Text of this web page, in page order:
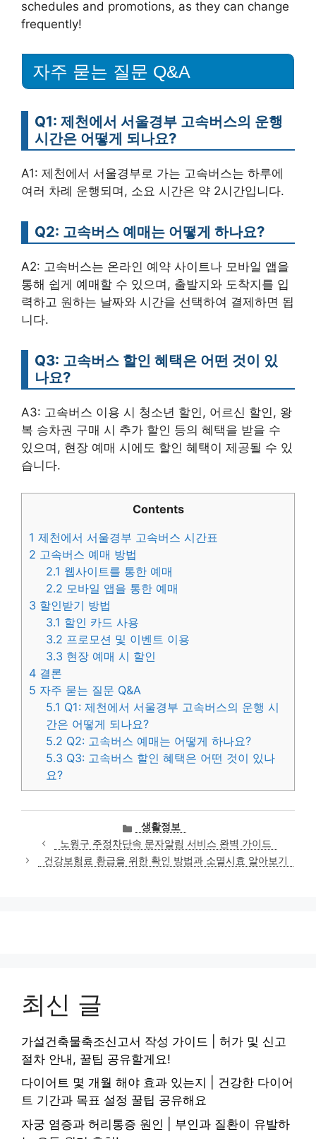
schedules and promotions, as they can change
frequently!
자주 묻는 질문 Q&A
Q1: 제천에서 서울경부 고속버스의 운행
시간은 어떻게 되나요?
A1: 제천에서 서울경부로 가는 고속버스는 하루에
여러 차례 운행되며, 소요 시간은 약 2시간입니다.
Q2: 고속버스 예매는 어떻게 하나요?
A2: 고속버스는 온라인 예약 사이트나 모바일 앱을
통해 쉽게 예매할 수 있으며, 출발지와 도착지를 입
력하고 원하는 날짜와 시간을 선택하여 결제하면 됩
니다.
Q3: 고속버스 할인 혜택은 어떤 것이 있
나요?
A3: 고속버스 이용 시 청소년 할인, 어르신 할인, 왕
복 승차권 구매 시 추가 할인 등의 혜택을 받을 수
있으며, 현장 예매 시에도 할인 혜택이 제공될 수 있
습니다.
Contents
1 제천에서 서울경부 고속버스 시간표
2 고속버스 예매 방법
2.1 웹사이트를 통한 예매
2.2 모바일 앱을 통한 예매
3 할인받기 방법
3.1 할인 카드 사용
3.2 프로모션 및 이벤트 이용
3.3 현장 예매 시 할인
4 결론
5 자주 묻는 질문 Q&A
5.1 Q1: 제천에서 서울경부 고속버스의 운행 시
간은 어떻게 되나요?
5.2 Q2: 고속버스 예매는 어떻게 하나요?
5.3 Q3: 고속버스 할인 혜택은 어떤 것이 있나
요?
카
테
고
리
생활정보
노원구 주정차단속 문자알림 서비스 완벽 가이드
건강보험료 환급을 위한 확인 방법과 소멸시효 알아보기
최신 글
가설건축물축조신고서 작성 가이드 | 허가 및 신고
절차 안내, 꿀팁 공유할게요!
다이어트 몇 개월 해야 효과 있는지 | 건강한 다이어
트 기간과 목표 설정 꿀팁 공유해요
자궁 염증과 허리통증 원인 | 부인과 질환이 유발하